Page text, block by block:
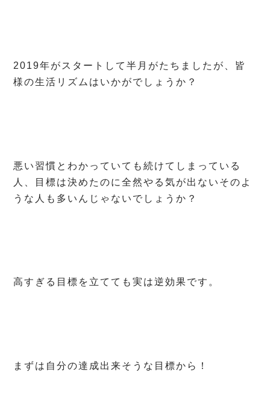
2019年がスタートして半月がたちましたが、皆
様の生活リズムはいかがでしょうか？
悪い習慣とわかっていても続けてしまっている
人、目標は決めたのに全然やる気が出ないそのよ
うな人も多いんじゃないでしょうか？
高すぎる目標を立てても実は逆効果です。
まずは自分の達成出来そうな目標から！